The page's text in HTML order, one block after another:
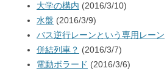
大学の構内 (2016/3/10)
水盤 (2016/3/9)
バス逆行レーンという専用レーン
併結列車？ (2016/3/7)
電動ボラード (2016/3/6)